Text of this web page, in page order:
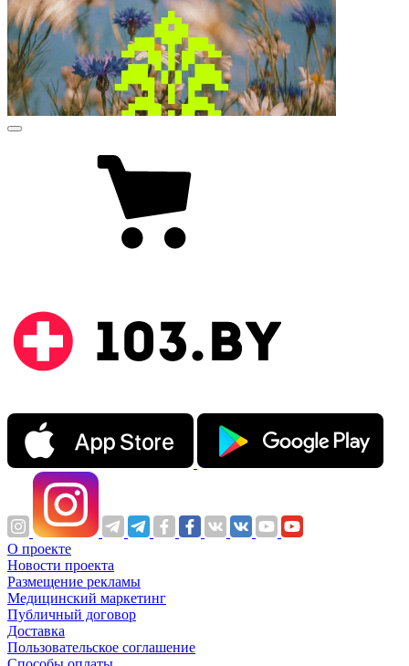
О проекте
Новости проекта
Размещение рекламы
Медицинский маркетинг
Публичный договор
Доставка
Пользовательское соглашение